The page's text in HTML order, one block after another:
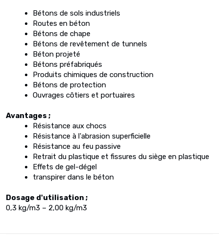
Bétons de sols industriels
Routes en béton
Bétons de chape
Bétons de revêtement de tunnels
Béton projeté
Bétons préfabriqués
Produits chimiques de construction
Bétons de protection
Ouvrages côtiers et portuaires
Avantages ;
Résistance aux chocs
Résistance à l'abrasion superficielle
Résistance au feu passive
Retrait du plastique et fissures du siège en plastique
Effets de gel-dégel
transpirer dans le béton
Dosage d'utilisation ;
0,3 kg/m3 – 2,00 kg/m3